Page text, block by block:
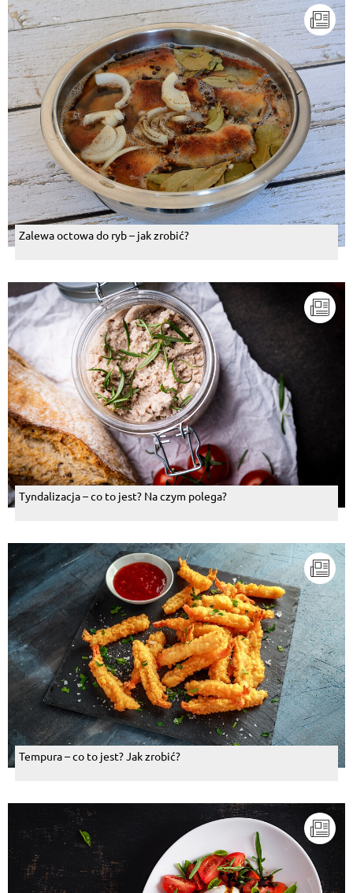
Zalewa octowa do ryb – jak zrobić?
Tyndalizacja – co to jest? Na czym polega?
Tempura – co to jest? Jak zrobić?